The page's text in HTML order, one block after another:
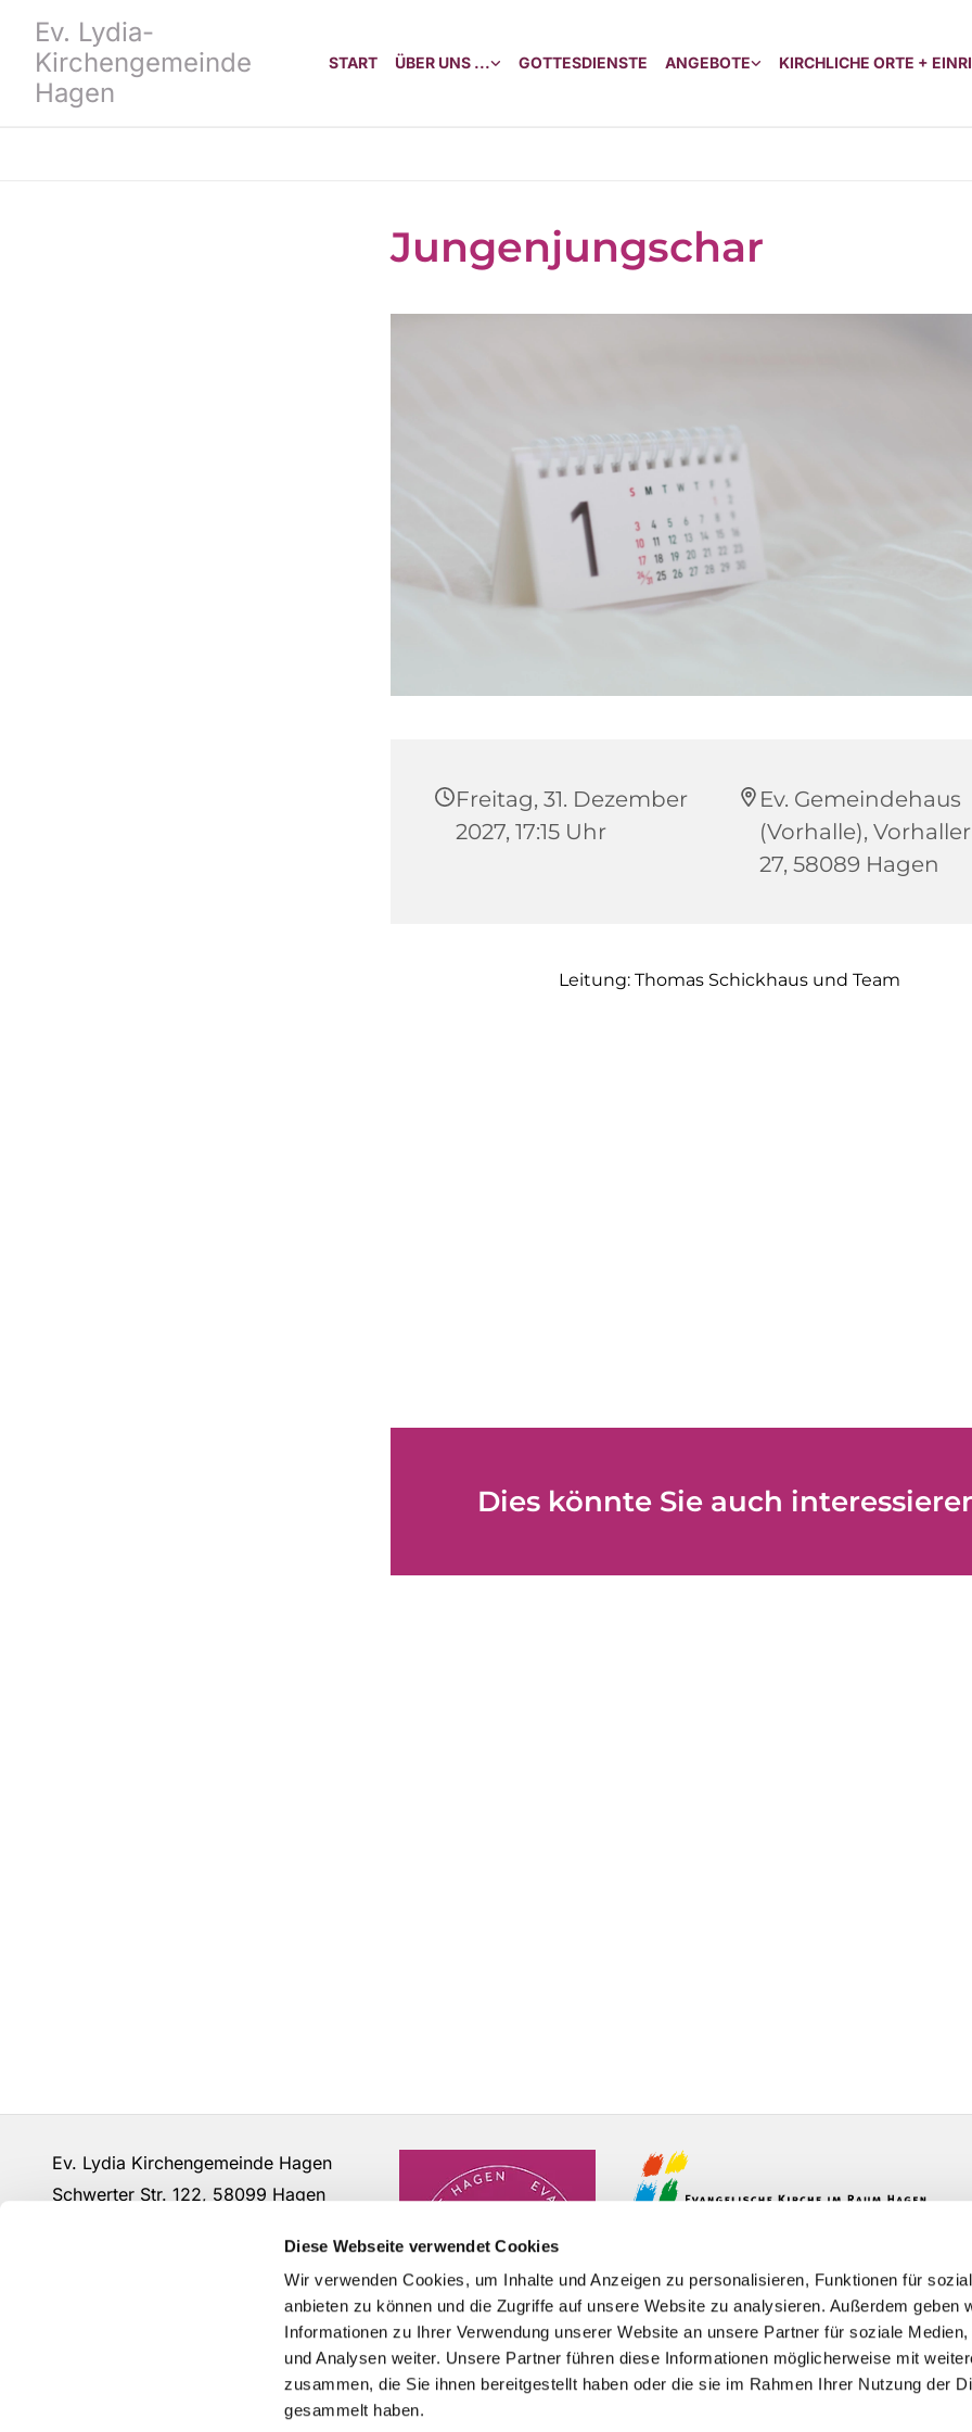
Diese Webseite verwendet Cookies
Wir verwenden Cookies, um Inhalte und Anzeigen zu personalisieren, Funktionen für
anbieten zu können und die Zugriffe auf unsere Website zu analysieren. Außerdem geben
Informationen zu Ihrer Verwendung unserer Website an unsere Partner für soziale Medien,
und Analysen weiter. Unsere Partner führen diese Informationen möglicherweise mit
zusammen, die Sie ihnen bereitgestellt haben oder die sie im Rahmen Ihrer Nutzung der
gesammelt haben.
Ev. Lydia-
Kirchengemeinde
Hagen
START ÜBER UNS ... GOTTESDIENSTE ANGEBOTE KIRCHLICHE ORTE +
Jungenjungschar
Freitag, 31. Dezember
2027, 17:15 Uhr
Ev. Gemeindehaus
(Vorhalle),
27, 58089 Hagen
Leitung: Thomas Schickhaus und Team
Dies könnte Sie auch
Ev. Lydia Kirchengemeinde Hagen
Schwerter Str. 122, 58099 Hagen